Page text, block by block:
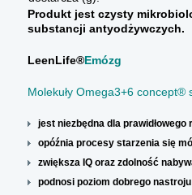
Produkt jest czysty
substancji antyodżywczych.
LeenLife®Emózg
Molekuły Omega3+6
jest niezbędna dla
opóźnia procesy starzenia się
zwiększa IQ oraz zdolność
podnosi poziom dobrego